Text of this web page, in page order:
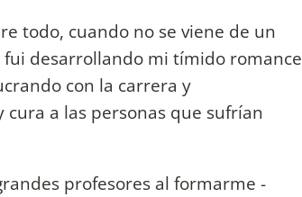
todo, cuando no se viene de un
desarrollando mi tímido romance
con la carrera y
a las personas que sufrían
profesores al formarme -